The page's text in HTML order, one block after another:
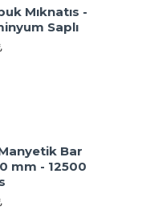
Mıknatıs -
Saplı
Bar
mm - 12500